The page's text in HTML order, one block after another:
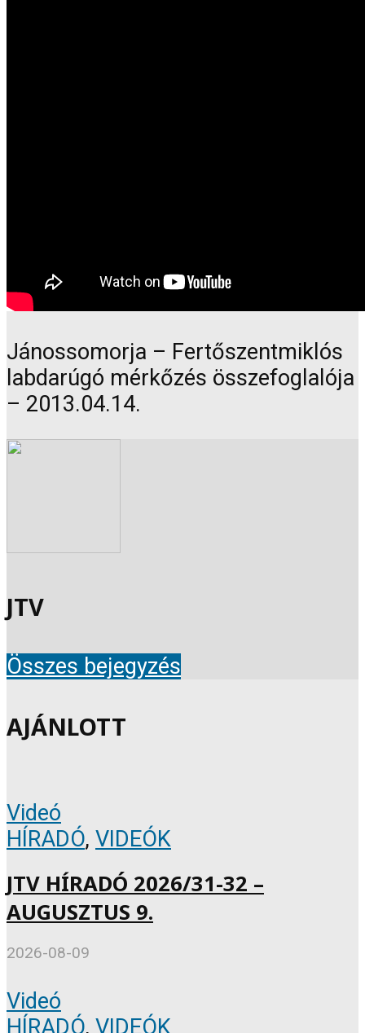
Jánossomorja – Fertőszentmiklós
labdarúgó mérkőzés összefoglalója
– 2013.04.14.
JTV
Összes bejegyzés
AJÁNLOTT
Videó
HÍRADÓ, VIDEÓK
JTV HÍRADÓ 2026/31-32 –
AUGUSZTUS 9.
2026-08-09
Videó
HÍRADÓ, VIDEÓK